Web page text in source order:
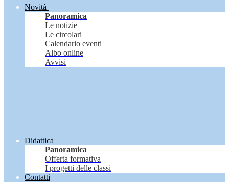
Novità
Panoramica
Le notizie
Le circolari
Calendario eventi
Albo online
Avvisi
Didattica
Panoramica
Offerta formativa
I progetti delle classi
Contatti